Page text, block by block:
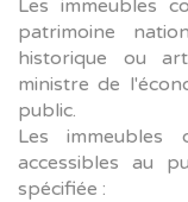
Les immeubles
patrimoine
historique ou
ministre de
public.
Les
accessibles au
spécifiée :